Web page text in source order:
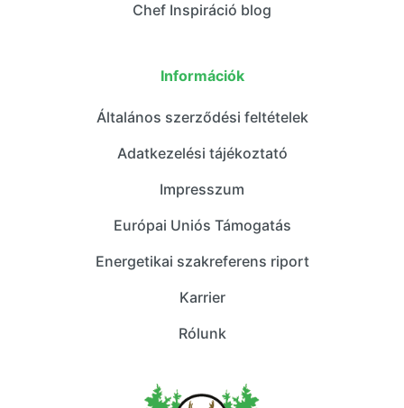
Chef Inspiráció blog
Információk
Általános szerződési feltételek
Adatkezelési tájékoztató
Impresszum
Európai Uniós Támogatás
Energetikai szakreferens riport
Karrier
Rólunk